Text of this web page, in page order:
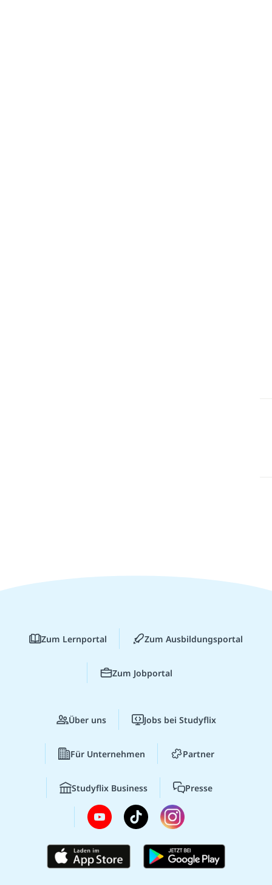
Zum Lernportal Zum Ausbildungsportal
Zum Jobportal
Über uns Jobs bei Studyflix
Für Unternehmen Partner
Studyflix Business Presse